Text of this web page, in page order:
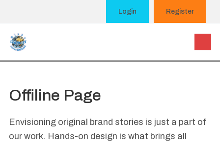
Login Register
Offiline Page
Envisioning original brand stories is just a part of
our work. Hands-on design is what brings all